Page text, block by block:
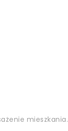
mieszkania.